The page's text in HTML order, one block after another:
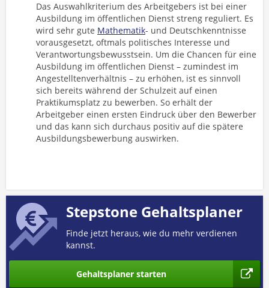
Das Auswahlkriterium des Arbeitgebers ist bei einer
Ausbildung im öffentlichen Dienst streng reguliert. Es
wird sehr gute Mathematik- und Deutschkenntnisse
vorausgesetzt, oftmals politisches Interesse und
Verantwortungsbewusstsein. Um die Chancen für eine
Ausbildung im öffentlichen Dienst – zumindest im
Angestelltenverhältnis – zu erhöhen, ist es sinnvoll
sich bereits während der Schulzeit auf einen
Praktikumsplatz zu bewerben. So erhält der
Arbeitgeber einen ersten Eindruck über den Bewerber
und das kann sich durchaus positiv auf die spätere
Ausbildungsbewerbung auswirken.
Stepstone Gehaltsplaner
Finde jetzt heraus, wie du mehr verdienen
kannst.
Gehaltsplaner starten